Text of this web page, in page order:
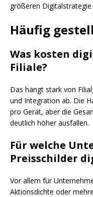
größeren
Häufig
Was kosten
Filiale?
Das hängt stark von
und Integration ab. Die
pro Gerät, aber die
deutlich höher ausfallen.
Für welche
Preisschilder
Vor allem für
Aktionsdichte oder